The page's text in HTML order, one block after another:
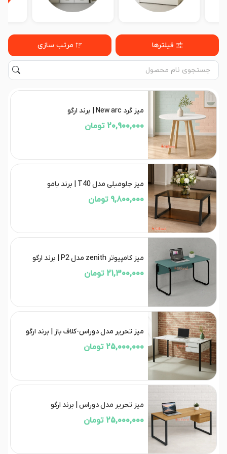
فیلترها مرتب سازی
میز گرد New arc | برند ارگو
20,900,000 تومان
میز جلومبلی مدل T40 | برند بامو
9,800,000 تومان
میز کامپیوتر zenith مدل P2 | برند ارگو
21,300,000 تومان
میز تحریر مدل دوراس-کلاف باز | برند ارگو
25,000,000 تومان
میز تحریر مدل دوراس | برند ارگو
25,000,000 تومان